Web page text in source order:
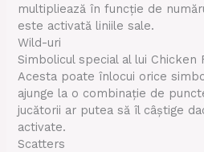
multipliează în funcție de
este activată liniile sale.
Wild-uri
Simbolicul special al lui Chicken
Acesta poate înlocui orice
ajunge la o combinație de
jucătorii ar putea să îl câștige
activate.
Scatters